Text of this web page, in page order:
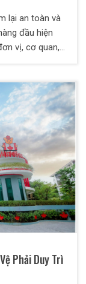
lại an toàn và
đầu hiện
vị, cơ quan,
bảo vệ.
Phải Duy Trì